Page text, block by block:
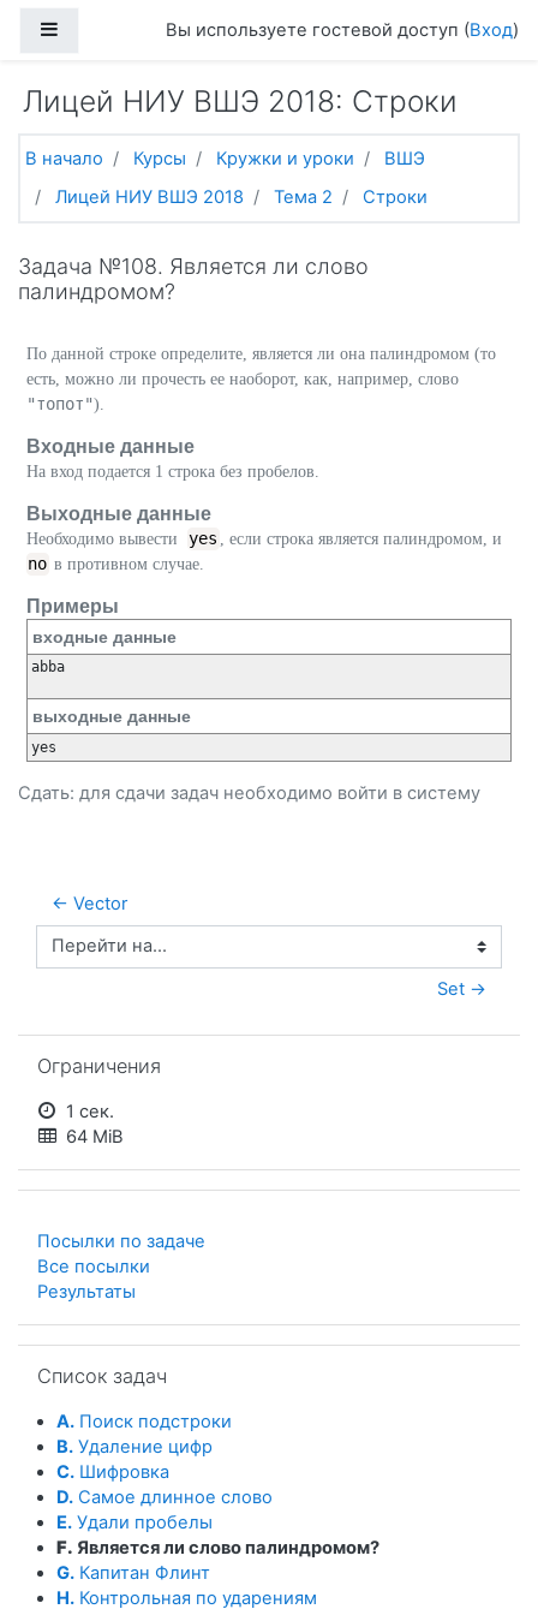
Боковая панельВы используете гостевой доступ (Вход)
Лицей НИУ ВШЭ 2018: Строки
В начало Курсы Кружки и уроки
ВШЭ
Лицей НИУ ВШЭ 2018
Тема 2 Строки
Задача №108. Является ли слово
палиндромом?
По данной строке определите, является ли она палиндромом (то
есть, можно ли прочесть ее наоборот, как, например, слово
"топот").
Входные данные
На вход подается 1 строка без пробелов.
Выходные данные
Необходимо вывести yes , если строка является палиндромом, и
no в противном случае.
Примеры
входные данные
abba
выходные данные
Сдать: для сдачи задач необходимо войти в систему
← Vector
Перейти на...
Set →
Ограничения
1 сек.
64 MiB
Посылки по задаче
Все посылки
Результаты
Список задач
A. Поиск подстроки
B. Удаление цифр
C. Шифровка
D. Самое длинное слово
E. Удали пробелы
F. Является ли слово палиндромом?
G. Капитан Флинт
H. Контрольная по ударениям